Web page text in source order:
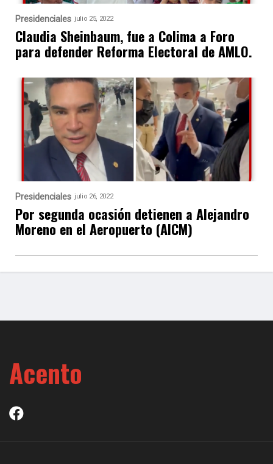
Presidenciales julio 25, 2022
Claudia Sheinbaum, fue a Colima a Foro
para defender Reforma Electoral de AMLO.
Presidenciales julio 26, 2022
Por segunda ocasión detienen a Alejandro
Moreno en el Aeropuerto (AICM)
Acento